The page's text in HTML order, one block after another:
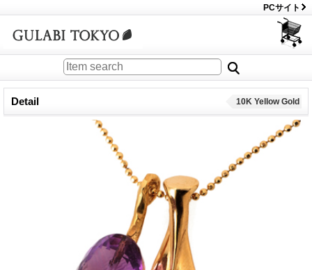
PCサイト
Detail 10K Yellow Gold